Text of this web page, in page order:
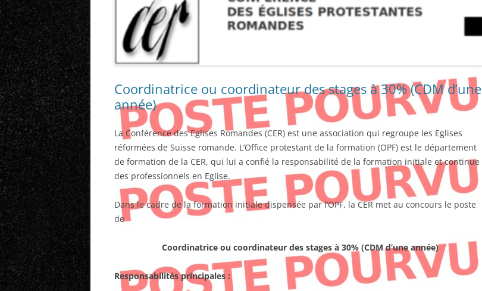
Coordinatrice ou coordinateur des stages à 30% (CDM d’une
année)
La Conférence des Eglises Romandes (CER) est une association qui regroupe les Eglises
réformées de Suisse romande. L’Office protestant de la formation (OPF) est le département
de formation de la CER, qui lui a confié la responsabilité de la formation initiale et continue
des professionnels en Eglise.
Dans le cadre de la formation initiale dispensée par l’OPF, la CER met au concours le poste
de
Coordinatrice ou coordinateur des stages à 30% (CDM d’une année)
Responsabilités principales :